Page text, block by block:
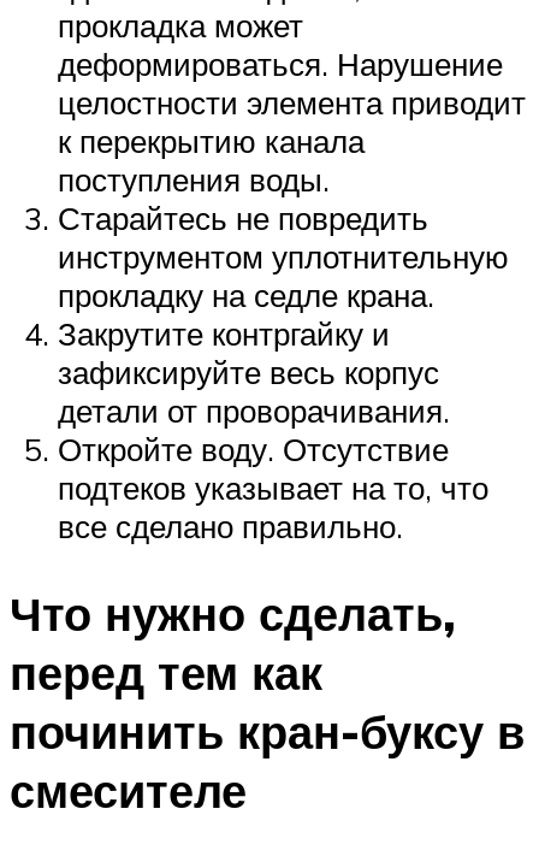
прокладка может
деформироваться. Нарушение
целостности элемента приводит
к перекрытию канала
поступления воды.
Старайтесь не повредить
инструментом уплотнительную
прокладку на седле крана.
Закрутите контргайку и
зафиксируйте весь корпус
детали от проворачивания.
Откройте воду. Отсутствие
подтеков указывает на то, что
все сделано правильно.
Что нужно сделать,
перед тем как
починить кран-буксу в
смесителе